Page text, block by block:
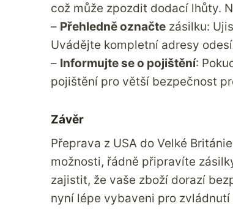
což může zpozdit dodací lhůty.
– Přehledně označte zásilku:
Uvádějte kompletní adresy
– Informujte se o pojištění:
pojištění pro větší bezpečnost
Závěr
Přeprava z USA do Velké
možnosti, řádně připravíte
zajistit, že vaše zboží dorazí
nyní lépe vybaveni pro